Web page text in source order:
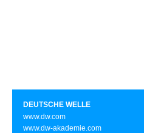
DEUTSCHE WELLE
www.dw.com
www.dw-akademie.com